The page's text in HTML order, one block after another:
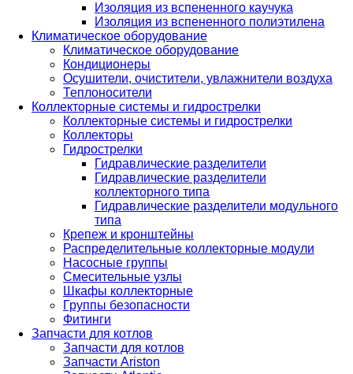
Изоляция из вспененного каучука
Изоляция из вспененного полиэтилена
Климатическое оборудование
Климатическое оборудование
Кондиционеры
Осушители, очистители, увлажнители воздуха
Теплоносители
Коллекторные системы и гидрострелки
Коллекторные системы и гидрострелки
Коллекторы
Гидрострелки
Гидравлические разделители
Гидравлические разделители
коллекторного типа
Гидравлические разделители модульного
типа
Крепеж и кронштейны
Распределительные коллекторные модули
Насосные группы
Смесительные узлы
Шкафы коллекторные
Группы безопасности
Фитинги
Запчасти для котлов
Запчасти для котлов
Запчасти Ariston